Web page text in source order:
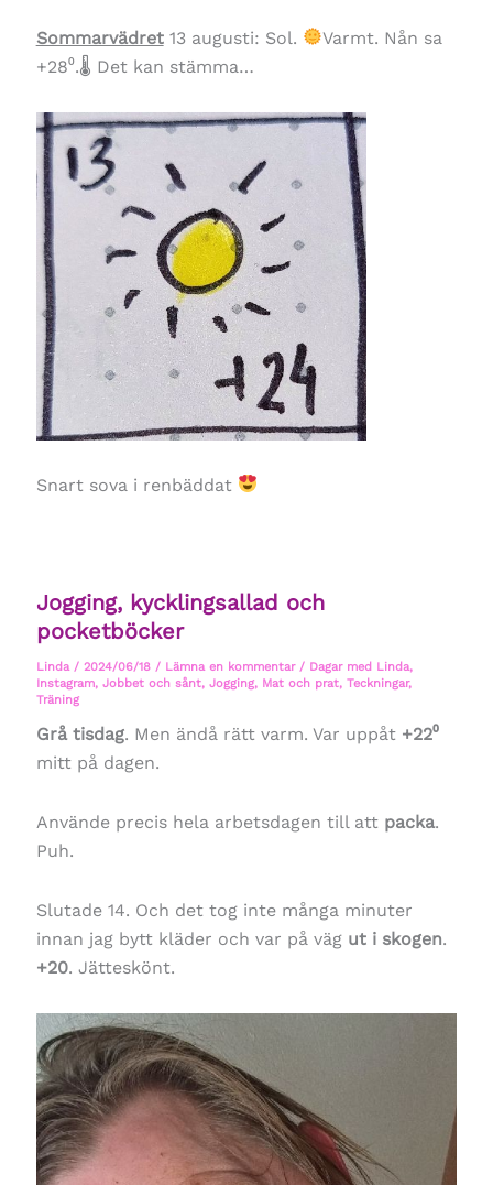
Sommarvädret13 augusti: Sol.
Varmt. Nån sa
+28⁰.🌡 Det kan stämma…
Snart sova i renbäddat
Jogging, kycklingsallad och
pocketböcker
Linda / 2024/06/18 / Lämna en kommentar / Dagar med Linda,
Instagram, Jobbet och sånt, Jogging, Mat och prat, Teckningar,
Träning
Grå tisdag. Men ändå rätt varm. Var uppåt +22⁰
mitt på dagen.
Använde precis hela arbetsdagen till att packa.
Puh.
Slutade 14. Och det tog inte många minuter
innan jag bytt kläder och var på väg ut i skogen.
+20. Jätteskönt.